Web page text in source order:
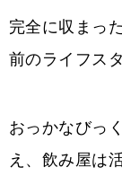
完全に収まっ
前のライフス
おっかなびっ
え、飲み屋は